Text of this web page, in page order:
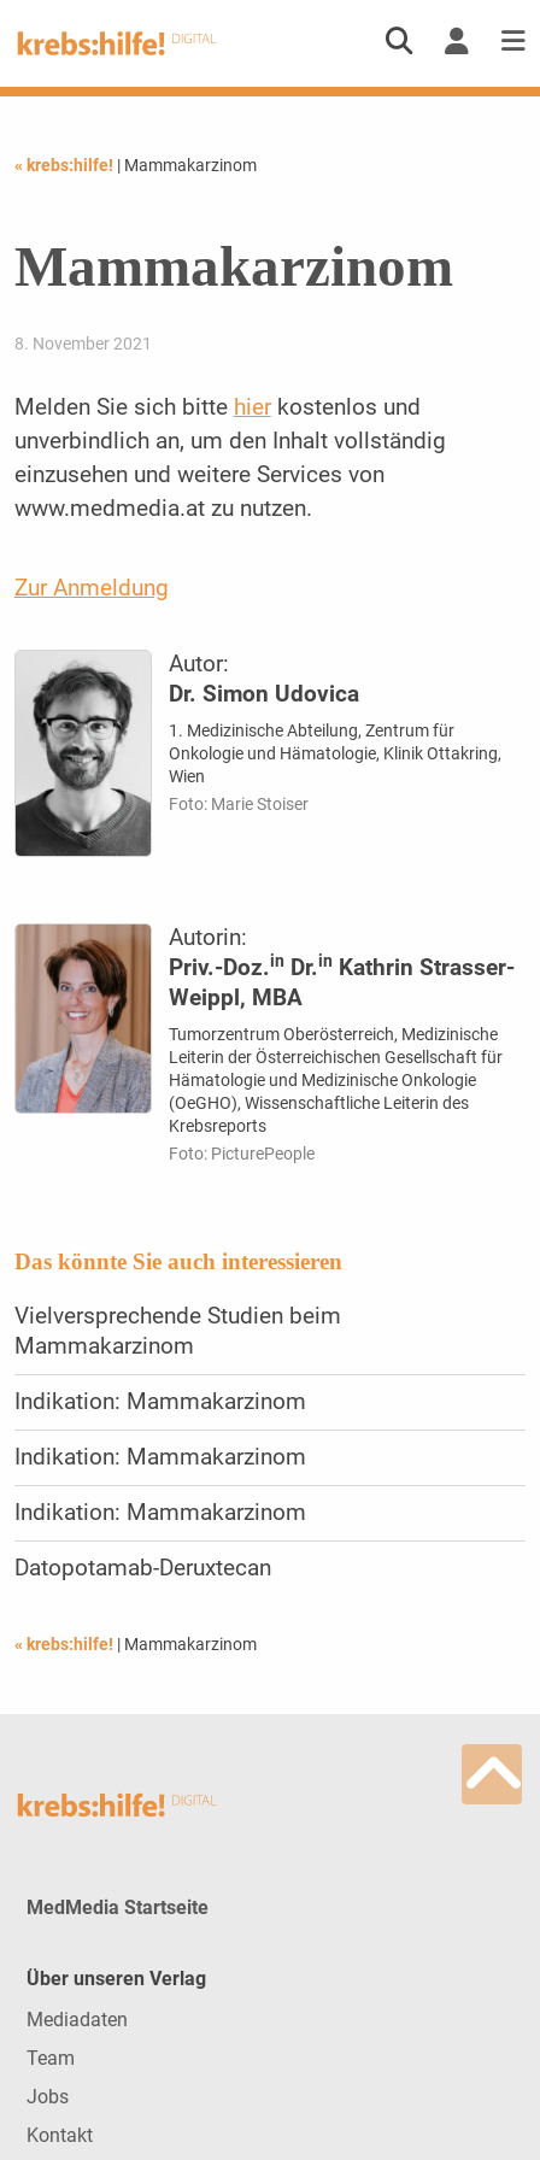
« krebs:hilfe! | Mammakarzinom
Mammakarzinom
8. November 2021
Melden Sie sich bitte hierkostenlos und
unverbindlich an, um den Inhalt vollständig
einzusehen und weitere Services von
www.medmedia.at zu nutzen.
Zur Anmeldung
Autor:
Dr. Simon Udovica
1. Medizinische Abteilung, Zentrum für
Onkologie und Hämatologie, Klinik Ottakring,
Wien
Foto: Marie Stoiser
Autorin:
Priv.-Doz.in Dr.in
Kathrin Strasser-
Weippl, MBA
Tumorzentrum Oberösterreich, Medizinische
Leiterin der Österreichischen Gesellschaft für
Hämatologie und Medizinische Onkologie
(OeGHO), Wissenschaftliche Leiterin des
Krebsreports
Foto: PicturePeople
Das könnte Sie auch interessieren
Vielversprechende Studien beim
Mammakarzinom
Indikation: Mammakarzinom
Indikation: Mammakarzinom
Indikation: Mammakarzinom
Datopotamab-Deruxtecan
« krebs:hilfe! | Mammakarzinom
MedMedia Startseite
Über unseren Verlag
Mediadaten
Team
Jobs
Kontakt